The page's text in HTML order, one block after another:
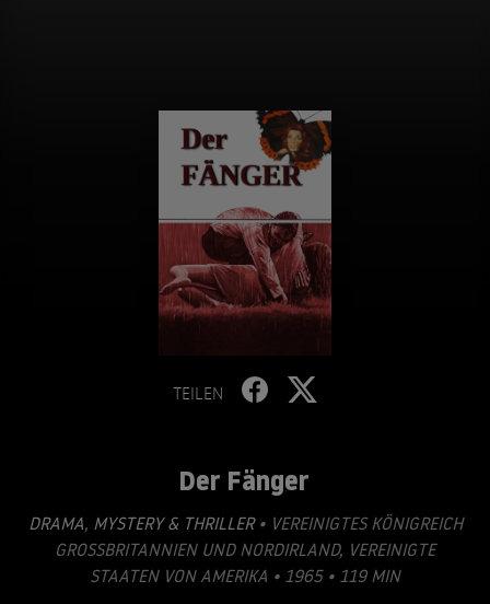
TEILEN
Der Fänger
DRAMA, MYSTERY & THRILLER• VEREINIGTES KÖNIGREICH
GROSSBRITANNIEN UND NORDIRLAND, VEREINIGTE S
TAATEN VON AMERIKA • 1965 • 119 MIN